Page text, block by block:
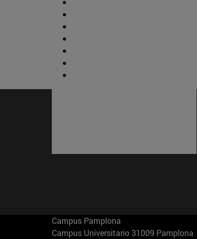
Campus Pamplona
Campus Universitario 31009 Pamplona